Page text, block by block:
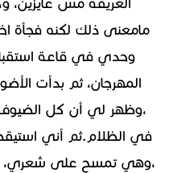
مامعنى ذلك لكنه فجأة
وحدي في قاعة
المهرجان، ثم بدأت
،وظهر لي أن كل
في الظلام.ثم أني
،وهي تمسح على شعري،